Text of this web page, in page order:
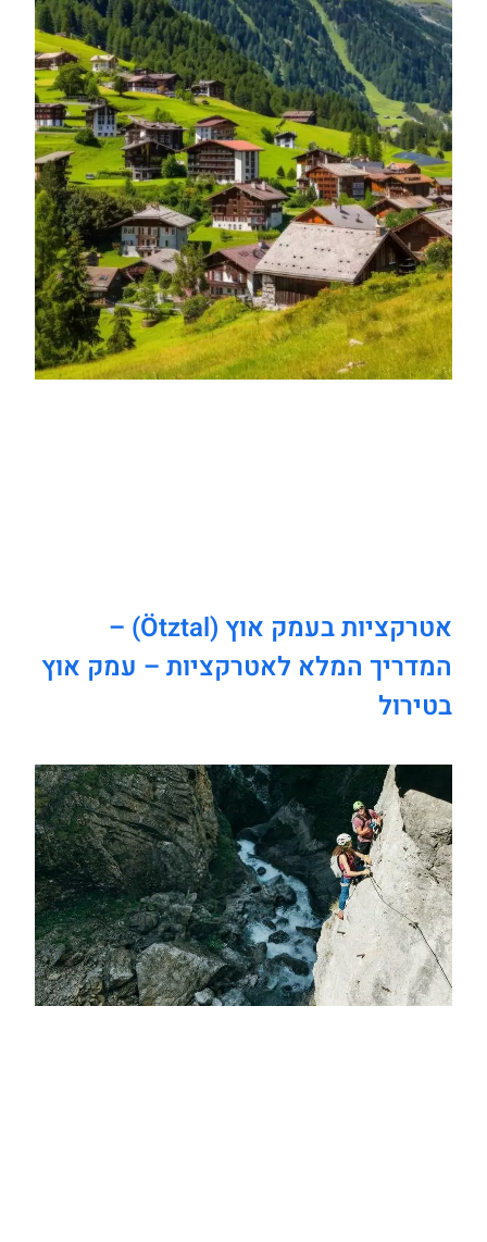
אטרקציות בעמק אוץ (Ötztal) –
המדריך המלא לאטרקציות – עמק אוץ
בטירול